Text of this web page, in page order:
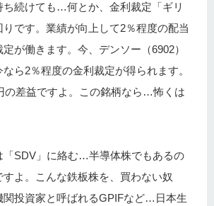
続けても…何とか、金利裁定「ギリ
です。業績が向上して2％程度の配当
が働きます。今、デンソー（6902）
ら2％程度の金利裁定が得られます。
の差益ですよ。この銘柄なら…怖くは
SDV」に絡む…半導体株でもあるの
よ。こんな鉄板株を、買わない奴
投資家と呼ばれるGPIFなど…日本生